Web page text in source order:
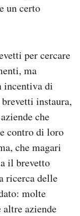
un certo
per cercare
ma
incentiva di
instaura,
che
contro di loro
che magari
il brevetto
ricerca delle
molte
aziende